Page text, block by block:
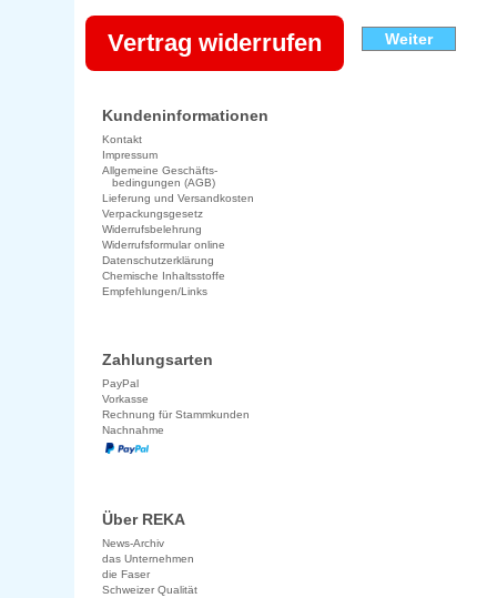
Weiter
Vertrag widerrufen
Kundeninformationen
Kontakt
Impressum
Allgemeine Geschäfts-
bedingungen (AGB)
Lieferung und Versandkosten
Verpackungsgesetz
Widerrufsbelehrung
Widerrufsformular online
Datenschutzerklärung
Chemische Inhaltsstoffe
Empfehlungen/Links
Zahlungsarten
PayPal
Vorkasse
Rechnung für Stammkunden
Nachnahme
Über REKA
News-Archiv
das Unternehmen
die Faser
Schweizer Qualität